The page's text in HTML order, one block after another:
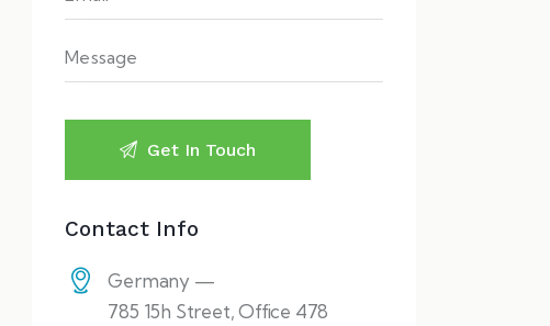
Contact Info
Germany —
785 15h Street, Office 478